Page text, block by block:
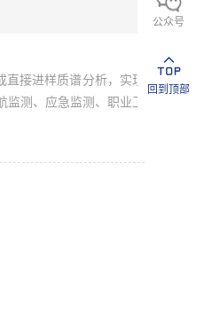
公众号
回到顶部
接进样质谱分析，实现
测、应急监测、职业卫